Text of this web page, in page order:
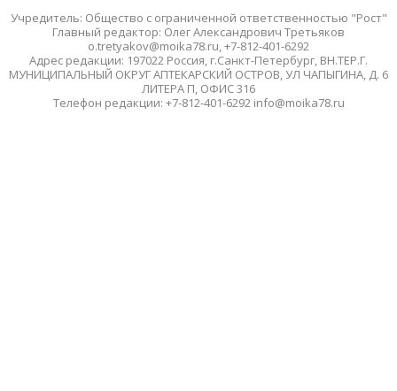
Учредитель: Общество с ограниченной ответственностью "Рост"
Главный редактор: Олег Александрович Третьяков
o.tretyakov@moika78.ru, +7-812-401-6292
Адрес редакции: 197022 Россия, г.Санкт-Петербург, ВН.ТЕР.Г.
МУНИЦИПАЛЬНЫЙ ОКРУГ АПТЕКАРСКИЙ ОСТРОВ, УЛ ЧАПЫГИНА, Д. 6
ЛИТЕРА П, ОФИС 316
Телефон редакции: +7-812-401-6292 info@moika78.ru